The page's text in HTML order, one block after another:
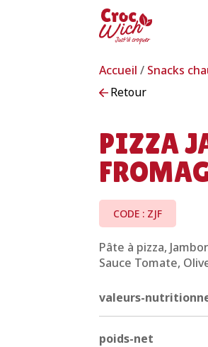
Accueil / Snacks
Retour
PIZZA
CODE : ZJF
Pâte à pizza,
Sauce Tomate,
valeurs-
poids-net